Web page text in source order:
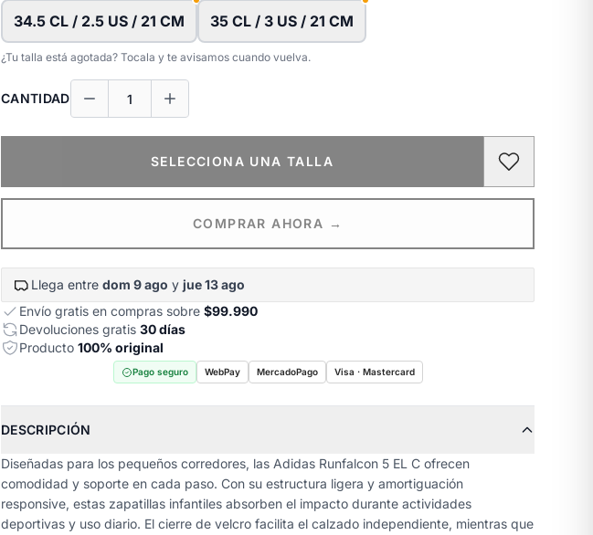
34.5 CL / 2.5 US / 21 CM 35 CL / 3 US / 21 CM
¿Tu talla está agotada? Tocala y te avisamos cuando vuelva.
CANTIDAD
SELECCIONA UNA TALLA
COMPRAR AHORA →
Llega entre dom 9 ago y jue 13 ago
Envío gratis en compras sobre $99.990
Devoluciones gratis 30 días
Producto 100% original
Pago seguro WebPay MercadoPago Visa · Mastercard
DESCRIPCIÓN
Diseñadas para los pequeños corredores, las Adidas Runfalcon 5 EL C ofrecen
comodidad y soporte en cada paso. Con su estructura ligera y amortiguación
responsive, estas zapatillas infantiles absorben el impacto durante actividades
deportivas y uso diario. El cierre de velcro facilita el calzado independiente, mientras que